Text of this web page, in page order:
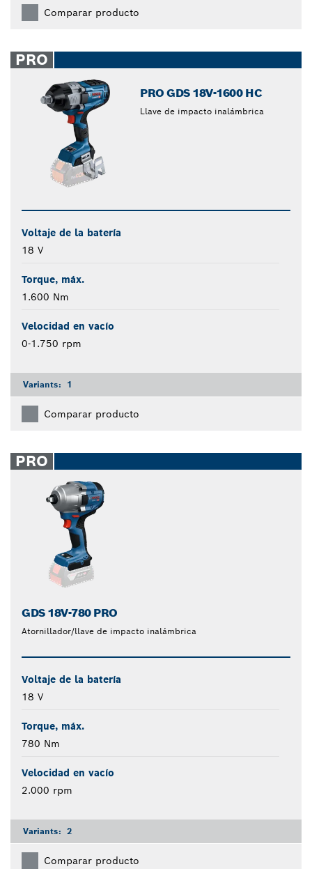
Comparar producto
PRO
PRO GDS 18V-1600 HC
Llave de impacto inalámbrica
Voltaje de la batería
18 V
Torque, máx.
1.600 Nm
Velocidad en vacío
0-1.750 rpm
Variants: 1
Comparar producto
PRO
GDS 18V-780 PRO
Atornillador/llave de impacto inalámbrica
Voltaje de la batería
18 V
Torque, máx.
780 Nm
Velocidad en vacío
2.000 rpm
Variants: 2
Comparar producto